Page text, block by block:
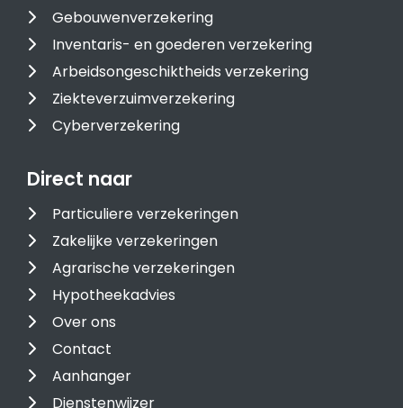
Gebouwenverzekering
Inventaris- en goederen verzekering
Arbeidsongeschiktheids verzekering
Ziekteverzuimverzekering
Cyberverzekering
Direct naar
Particuliere verzekeringen
Zakelijke verzekeringen
Agrarische verzekeringen
Hypotheekadvies
Over ons
Contact
Aanhanger
Dienstenwijzer